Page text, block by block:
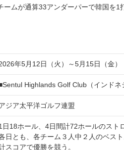
ムが通算33アンダーパーで韓国を
年5月12日（火）～5月15日（金）
Highlands Golf Club（インド
ジア太平洋ゴルフ連盟
日18ホール、4日間計72ホールのスト
日とも、各チーム３人中２人のベス
スコアで優勝を競う。